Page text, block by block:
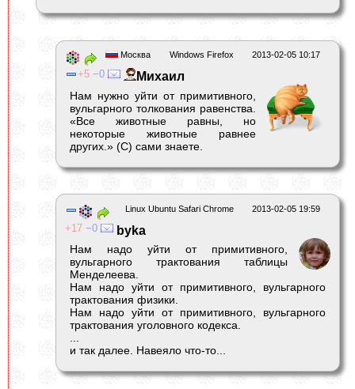
2013-02-05 10:17
Windows Firefox
Москва
5 0 Михаил
Нам нужно уйти от примитивного,
вульгарного толкования равенства.
«Все животные равны, но
некоторые животные равнее
других.» (С) сами знаете.
2013-02-05 19:59
Linux Ubuntu Safari Chrome
17 0 byka
Нам надо уйти от примитивного,
вульгарного трактования таблицы
Менделеева.
Нам надо уйти от примитивного, вульгарного
трактования физики.
Нам надо уйти от примитивного, вульгарного
трактования уголовного кодекса.
...
и так далее. Навеяло что-то...